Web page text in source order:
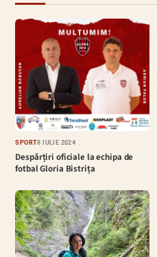
SPORT8 IULIE 2024
Despărțiri oficiale la echipa de
fotbal Gloria Bistrița